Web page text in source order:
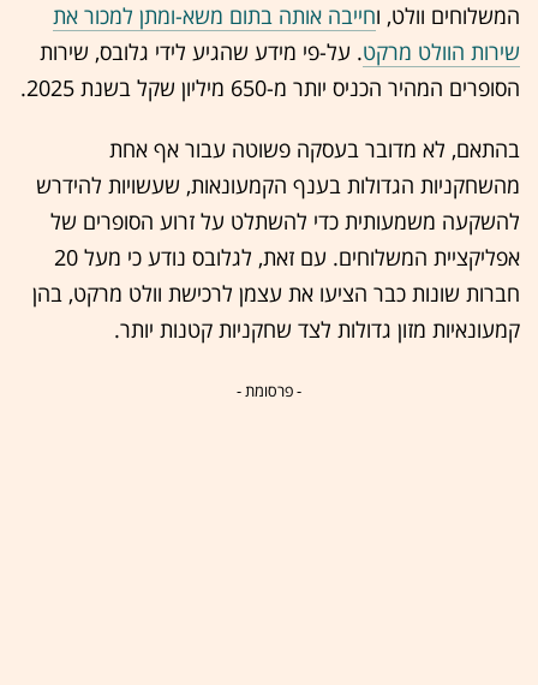
המשלוחים וולט, וחייבה אותה בתום משא-ומתן למכור את
שירות הוולט מרקט. על-פי מידע שהגיע לידי גלובס, שירות
הסופרים המהיר הכניס יותר מ-650 מיליון שקל בשנת 2025.
בהתאם, לא מדובר בעסקה פשוטה עבור אף אחת
מהשחקניות הגדולות בענף הקמעונאות, שעשויות להידרש
להשקעה משמעותית כדי להשתלט על זרוע הסופרים של
אפליקציית המשלוחים. עם זאת, לגלובס נודע כי מעל 20
חברות שונות כבר הציעו את עצמן לרכישת וולט מרקט, בהן
קמעונאיות מזון גדולות לצד שחקניות קטנות יותר.
- פרסומת -